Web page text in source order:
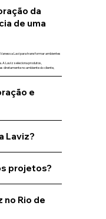
da
de uma
Lavi para transformar ambientes
A Laviz seleciona produtos,
diretamente no ambiente do cliente,
e
Laviz?
projetos?
no Rio de